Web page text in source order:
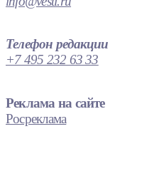
Телефон редакции
+7 495 232 63 33
Реклама на сайте
Росреклама